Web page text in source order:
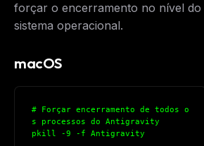
forçar o encerramento no nível do
sistema operacional.
macOS
# Forçar encerramento de todos o
s processos do Antigravity
pkill -9 -f Antigravity